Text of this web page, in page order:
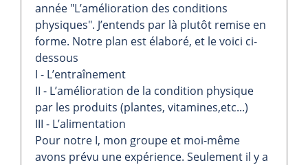
année "L’amélioration des conditions
physiques". J’entends par là plutôt remise en
forme. Notre plan est élaboré, et le voici ci-
dessous
I - L’entraînement
II - L’amélioration de la condition physique
par les produits (plantes, vitamines,etc...)
III - L’alimentation
Pour notre I, mon groupe et moi-même
avons prévu une expérience. Seulement il y a